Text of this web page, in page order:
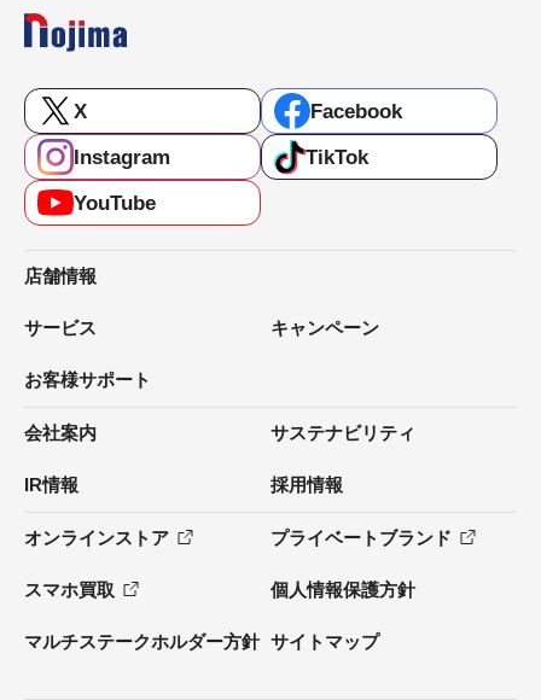
X
Facebook
Instagram
TikTok
YouTube
店舗情報
サービス キャンペーン
お客様サポート
会社案内 サステナビリティ
IR情報 採用情報
オンラインストア プライベートブランド
スマホ買取 個人情報保護方針
マルチステークホルダー方針 サイトマップ